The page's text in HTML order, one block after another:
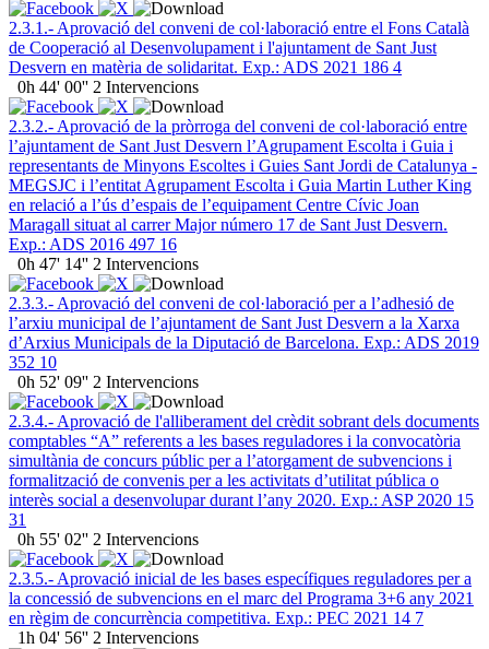
2.3.1.- Aprovació del conveni de col·laboració entre el Fons Català
de Cooperació al Desenvolupament i l'ajuntament de Sant Just
Desvern en matèria de solidaritat. Exp.: ADS 2021 186 4
0h 44' 00'' 2 Intervencions
2.3.2.- Aprovació de la pròrroga del conveni de col·laboració entre
l’ajuntament de Sant Just Desvern l’Agrupament Escolta i Guia i
representants de Minyons Escoltes i Guies Sant Jordi de Catalunya -
MEGSJC i l’entitat Agrupament Escolta i Guia Martin Luther King
en relació a l’ús d’espais de l’equipament Centre Cívic Joan
Maragall situat al carrer Major número 17 de Sant Just Desvern.
Exp.: ADS 2016 497 16
0h 47' 14'' 2 Intervencions
2.3.3.- Aprovació del conveni de col·laboració per a l’adhesió de
l’arxiu municipal de l’ajuntament de Sant Just Desvern a la Xarxa
d’Arxius Municipals de la Diputació de Barcelona. Exp.: ADS 2019
352 10
0h 52' 09'' 2 Intervencions
2.3.4.- Aprovació de l'alliberament del crèdit sobrant dels documents
comptables “A” referents a les bases reguladores i la convocatòria
simultània de concurs públic per a l’atorgament de subvencions i
formalització de convenis per a les activitats d’utilitat pública o
interès social a desenvolupar durant l’any 2020. Exp.: ASP 2020 15
31
0h 55' 02'' 2 Intervencions
2.3.5.- Aprovació inicial de les bases específiques reguladores per a
la concessió de subvencions en el marc del Programa 3+6 any 2021
en règim de concurrència competitiva. Exp.: PEC 2021 14 7
1h 04' 56'' 2 Intervencions